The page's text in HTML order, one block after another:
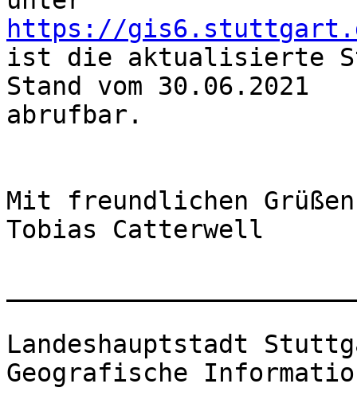
https://
ist die aktualisierte
Stand vom 30.06.2021
abrufbar.
Mit freundlichen
Tobias Catterwell
Landeshauptstadt
Geografische